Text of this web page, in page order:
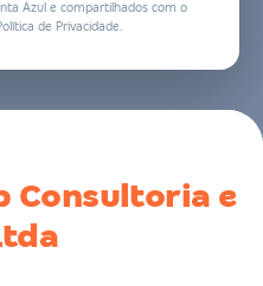
Azul e compartilhados com o
de Privacidade.
Consultoria e